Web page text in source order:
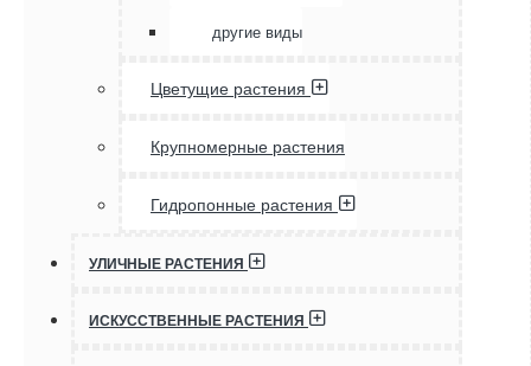
другие виды
Цветущие растения
Крупномерные растения
Гидропонные растения
УЛИЧНЫЕ РАСТЕНИЯ
ИСКУССТВЕННЫЕ РАСТЕНИЯ